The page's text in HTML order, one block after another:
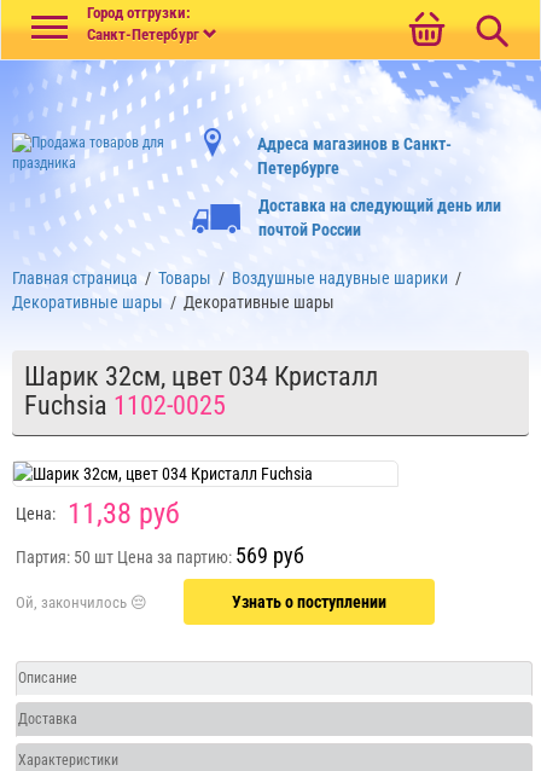
Город отгрузки:
Санкт-Петербург
Адреса магазинов в Санкт-
Петербурге
Доставка на следующий день или
почтой России
Главная страница / Товары / Воздушные надувные шарики /
Декоративные шары / Декоративные шары
Шарик 32см, цвет 034 Кристалл
Fuchsia 1102-0025
Цена: 11,38 руб
Партия: 50 шт Цена за партию: 569 руб
Узнать о поступлении
Описание
Доставка
Характеристики